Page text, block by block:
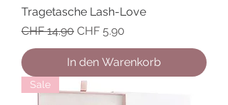
Tragetasche Lash-Love
Standardpreis
CHF 14.90 Sale-Preis
CHF 5.90
In den Warenkorb
Sale